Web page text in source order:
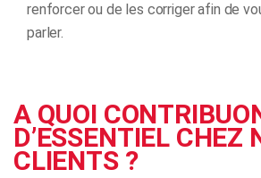
renforcer ou de les corriger afin de
parler.
A QUOI
D’ESSENTIEL CHEZ
CLIENTS ?